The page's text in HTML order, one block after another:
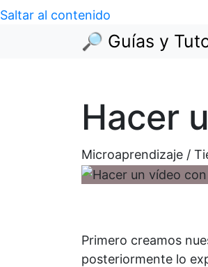
Saltar al contenido
🔎 Guías y
Hacer
Microaprendizaje /
Primero creamos
posteriormente lo